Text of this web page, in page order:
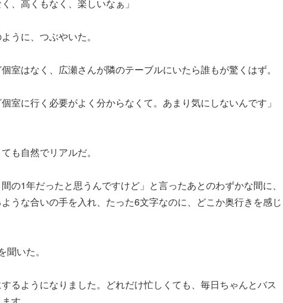
、高くもなく、楽しいなぁ」
うに、つぶやいた。
室はなく、広瀬さんが隣のテーブルにいたら誰もが驚くはず。
室に行く必要がよく分からなくて。あまり気にしないんです」
も自然でリアルだ。
の1年だったと思うんですけど」と言ったあとのわずかな間に、
うな合いの手を入れ、たった6文字なのに、どこか奥行きを感じ
いた。
るようになりました。どれだけ忙しくても、毎日ちゃんとバス